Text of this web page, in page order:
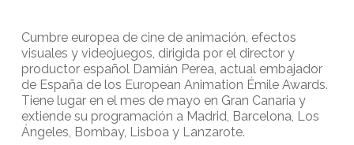
Cumbre europea de cine de animación, efectos
visuales y videojuegos, dirigida por el director y
productor español Damián Perea, actual embajador
de España de los European Animation Émile Awards.
Tiene lugar en el mes de mayo en Gran Canaria y
extiende su programación a Madrid, Barcelona, Los
Ángeles, Bombay, Lisboa y Lanzarote.